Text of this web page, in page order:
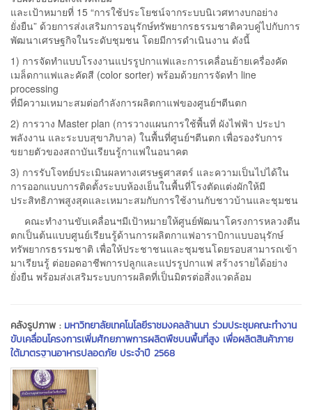
และเป้าหมายที่ 15 “การใช้ประโยชน์จากระบบนิเวศทางบกอย่าง
ยั่งยืน” ด้วยการส่งเสริมการอนุรักษ์ทรัพยากรธรรมชาติควบคู่ไปกับการ
พัฒนาเศรษฐกิจในระดับชุมชน โดยมีการดำเนินงาน ดังนี้
1) การจัดทำแบบโรงงานแปรรูปกาแฟและการเคลื่อนย้ายเครื่องคัด
เมล็ดกาแฟและคัดสี (color sorter) พร้อมด้วยการจัดทำ line
processing
ที่มีความเหมาะสมต่อกำลังการผลิตกาแฟของศูนย์ฯตีนตก
2) การวาง Master plan (การวางแผนการใช้พื้นที่ ผังไฟฟ้า ประปา
พลังงาน และระบบสุขาภิบาล) ในพื้นที่ศูนย์ฯตีนตก เพื่อรองรับการ
ขยายตัวของสถาบันเรียนรู้กาแฟในอนาคต
3) การรับโจทย์ประเมินผลทางเศรษฐศาสตร์ และความเป็นไปได้ใน
การออกแบบการติดตั้งระบบห้องเย็นในพื้นที่โรงตัดแต่งผักให้มี
ประสิทธิภาพสูงสุดและเหมาะสมกับการใช้งานกับชาวบ้านและชุมชน
คณะทำงานขับเคลื่อนฯมีเป้าหมายให้ศูนย์พัฒนาโครงการหลวงตีน
ตกเป็นต้นแบบศูนย์เรียนรู้ด้านการผลิตกาแฟอาราบิกาแบบอนุรักษ์
ทรัพยากรธรรมชาติ เพื่อให้ประชาชนและชุมชนโดยรอบสามารถเข้า
มาเรียนรู้ ต่อยอดอาชีพการปลูกและแปรรูปกาแฟ สร้างรายได้อย่าง
ยั่งยืน พร้อมส่งเสริมระบบการผลิตที่เป็นมิตรต่อสิ่งแวดล้อม
คลังรูปภาพ : มหาวิทยาลัยเทคโนโลยีราชมงคลล้านนา ร่วมประชุมคณะทำงาน
ขับเคลื่อนโครงการเพิ่มศักยภาพการผลิตพืชบนพื้นที่สูง เพื่อผลิตสินค้าภาย
ใต้มาตรฐานอาหารปลอดภัย ประจำปี 2568